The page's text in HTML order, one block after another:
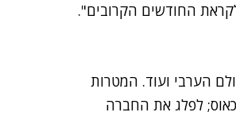
החודשים הקרובים".
הערבי ועוד. המטרות
כאוס; לפלג את החברה